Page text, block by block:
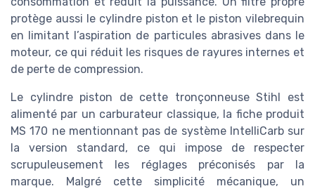
protège aussi le cylindre piston et le piston vilebrequin
en limitant l’aspiration de particules abrasives dans le
moteur, ce qui réduit les risques de rayures internes et
de perte de compression.
Le cylindre piston de cette tronçonneuse Stihl est
alimenté par un carburateur classique, la fiche produit
MS 170 ne mentionnant pas de système IntelliCarb sur
la version standard, ce qui impose de respecter
scrupuleusement les réglages préconisés par la
marque. Malgré cette simplicité mécanique, un